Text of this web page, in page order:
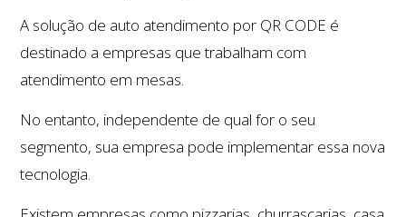
A solução de auto atendimento por QR CODE é
destinado a empresas que trabalham com
atendimento em mesas.
No entanto, independente de qual for o seu
segmento, sua empresa pode implementar essa nova
tecnologia.